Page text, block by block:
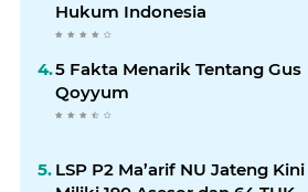
Hukum Indonesia
5 Fakta Menarik Tentang Gus
Qoyyum
LSP P2 Ma’arif NU Jateng Kini